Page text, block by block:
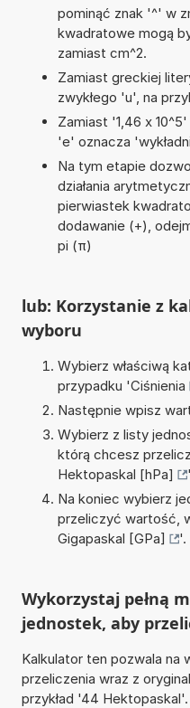
pominąć znak '^' w
kwadratowe mogą
zamiast cm^2.
Zamiast greckiej
zwykłego 'u', na
Zamiast '1,46 x
'e' oznacza
Na tym etapie
działania
pierwiastek
dodawanie (+),
pi (π)
lub: Korzystanie z
wyboru
Wybierz właściwą
przypadku 'Ciśnienia
Następnie wpisz
Wybierz z listy
którą chcesz
Hektopaskal [hPa]
Na koniec wybierz
przeliczyć wartość,
Gigapaskal [GPa]
'.
Wykorzystaj pełną
jednostek, aby
Kalkulator ten pozwala na
przeliczenia wraz z
przykład '44